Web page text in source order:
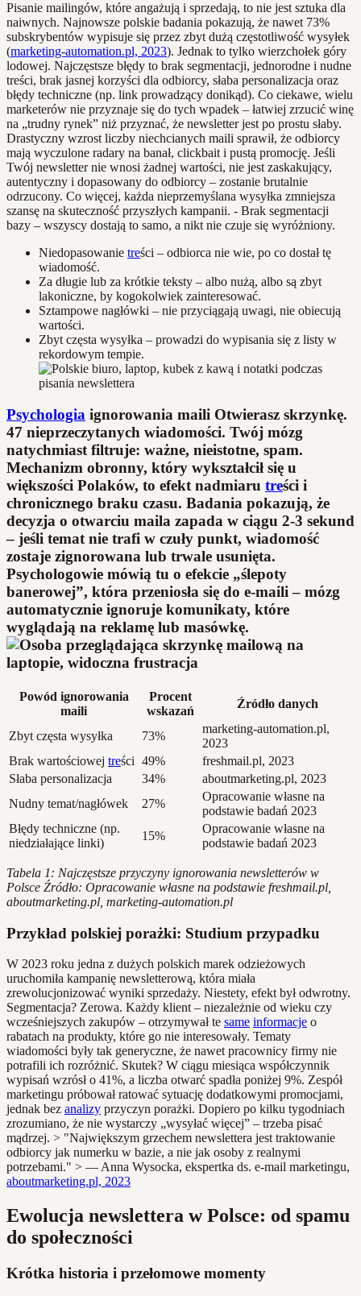
Pisanie mailingów, które angażują i sprzedają, to nie jest sztuka dla
naiwnych. Najnowsze polskie badania pokazują, że nawet 73%
subskrybentów wypisuje się przez zbyt dużą częstotliwość wysyłek
(marketing-automation.pl, 2023). Jednak to tylko wierzchołek góry
lodowej. Najczęstsze błędy to brak segmentacji, jednorodne i nudne
treści, brak jasnej korzyści dla odbiorcy, słaba personalizacja oraz
błędy techniczne (np. link prowadzący donikąd). Co ciekawe, wielu
marketerów nie przyznaje się do tych wpadek – łatwiej zrzucić winę
na „trudny rynek” niż przyznać, że newsletter jest po prostu słaby.
Drastyczny wzrost liczby niechcianych maili sprawił, że odbiorcy
mają wyczulone radary na banał, clickbait i pustą promocję. Jeśli
Twój newsletter nie wnosi żadnej wartości, nie jest zaskakujący,
autentyczny i dopasowany do odbiorcy – zostanie brutalnie
odrzucony. Co więcej, każda nieprzemyślana wysyłka zmniejsza
szansę na skuteczność przyszłych kampanii. - Brak segmentacji
bazy – wszyscy dostają to samo, a nikt nie czuje się wyróżniony.
Niedopasowanie treści – odbiorca nie wie, po co dostał tę
wiadomość.
Za długie lub za krótkie teksty – albo nużą, albo są zbyt
lakoniczne, by kogokolwiek zainteresować.
Sztampowe nagłówki – nie przyciągają uwagi, nie obiecują
wartości.
Zbyt częsta wysyłka – prowadzi do wypisania się z listy w
rekordowym tempie.
Psychologia ignorowania maili Otwierasz skrzynkę.
47 nieprzeczytanych wiadomości. Twój mózg
natychmiast filtruje: ważne, nieistotne, spam.
Mechanizm obronny, który wykształcił się u
większości Polaków, to efekt nadmiaru treści i
chronicznego braku czasu. Badania pokazują, że
decyzja o otwarciu maila zapada w ciągu 2-3 sekund
– jeśli temat nie trafi w czuły punkt, wiadomość
zostaje zignorowana lub trwale usunięta.
Psychologowie mówią tu o efekcie „ślepoty
banerowej”, która przeniosła się do e-maili – mózg
automatycznie ignoruje komunikaty, które
wyglądają na reklamę lub masówkę.
Powód ignorowania
maili
Procent
wskazań
Źródło danych
Zbyt częsta wysyłka 73%
marketing-automation.pl,
2023
Brak wartościowej treści 49%
freshmail.pl, 2023
Słaba personalizacja
34%
aboutmarketing.pl, 2023
Nudny temat/nagłówek
27%
Opracowanie własne na
podstawie badań 2023
Błędy techniczne (np.
niedziałające linki)
15%
Opracowanie własne na
podstawie badań 2023
Tabela 1: Najczęstsze przyczyny ignorowania newsletterów w
Polsce Źródło: Opracowanie własne na podstawie freshmail.pl,
aboutmarketing.pl, marketing-automation.pl
Przykład polskiej porażki: Studium przypadku
W 2023 roku jedna z dużych polskich marek odzieżowych
uruchomiła kampanię newsletterową, która miała
zrewolucjonizować wyniki sprzedaży. Niestety, efekt był odwrotny.
Segmentacja? Zerowa. Każdy klient – niezależnie od wieku czy
wcześniejszych zakupów – otrzymywał te same informacje o
rabatach na produkty, które go nie interesowały. Tematy
wiadomości były tak generyczne, że nawet pracownicy firmy nie
potrafili ich rozróżnić. Skutek? W ciągu miesiąca współczynnik
wypisań wzrósł o 41%, a liczba otwarć spadła poniżej 9%. Zespół
marketingu próbował ratować sytuację dodatkowymi promocjami,
jednak bez analizy przyczyn porażki. Dopiero po kilku tygodniach
zrozumiano, że nie wystarczy „wysyłać więcej” – trzeba pisać
mądrzej. > "Największym grzechem newslettera jest traktowanie
odbiorcy jak numerku w bazie, a nie jak osoby z realnymi
potrzebami." > — Anna Wysocka, ekspertka ds. e-mail marketingu,
aboutmarketing.pl, 2023
Ewolucja newslettera w Polsce: od spamu
do społeczności
Krótka historia i przełomowe momenty